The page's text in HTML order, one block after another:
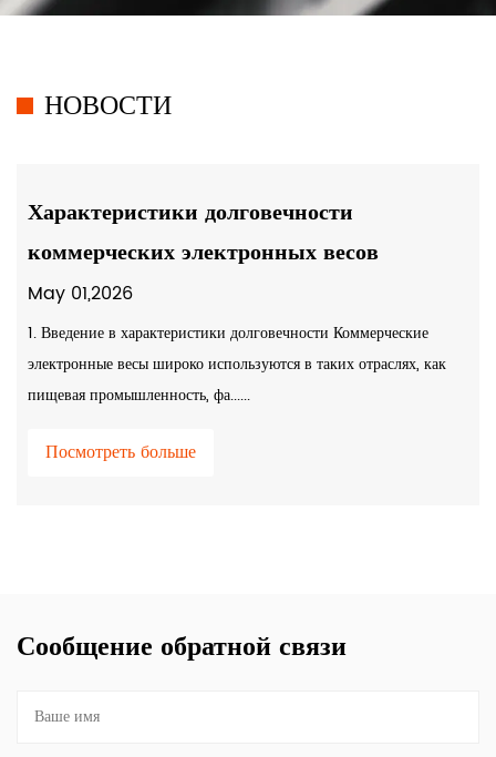
НОВОСТИ
Характеристики долговечности
коммерческих электронных весов
May 01,2026
1. Введение в характеристики долговечности Коммерческие
электронные весы широко используются в таких отраслях, как
пищевая промышленность, фа......
Посмотреть больше
Сообщение обратной связи